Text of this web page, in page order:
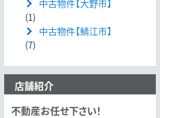
中古物件【大野市】
(1)
中古物件【鯖江市】
(7)
店舗紹介
不動産お任せ下さい！